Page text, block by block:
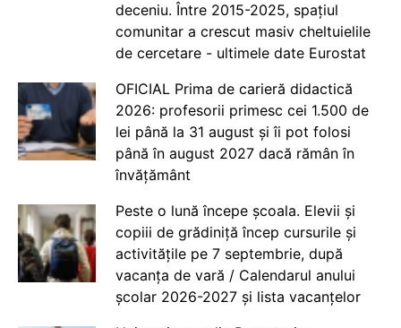
deceniu. Între 2015-2025, spațiul
comunitar a crescut masiv cheltuielile
de cercetare - ultimele date Eurostat
OFICIAL Prima de carieră didactică
2026: profesorii primesc cei 1.500 de
lei până la 31 august și îi pot folosi
până în august 2027 dacă rămân în
învățământ
Peste o lună începe școala. Elevii și
copiii de grădiniță încep cursurile și
activitățile pe 7 septembrie, după
vacanța de vară / Calendarul anului
școlar 2026-2027 și lista vacanțelor